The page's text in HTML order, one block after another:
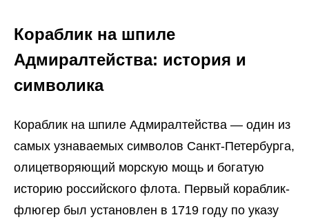
Кораблик на шпиле
Адмиралтейства: история и
символика
Кораблик на шпиле Адмиралтейства — один из
самых узнаваемых символов Санкт-Петербурга,
олицетворяющий морскую мощь и богатую
историю российского флота. Первый кораблик-
флюгер был установлен в 1719 году по указу